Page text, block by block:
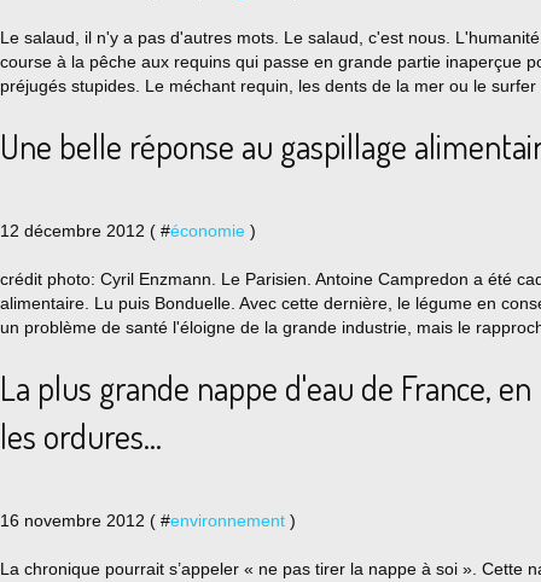
Le salaud, il n'y a pas d'autres mots. Le salaud, c'est nous.
course à la pêche aux requins qui passe en grande partie inaperçue
préjugés stupides. Le méchant requin, les dents de la mer ou le surfer
Une belle réponse au gaspillage
12 décembre 2012 ( #économie )
crédit photo: Cyril Enzmann. Le Parisien. Antoine Campredon a été
alimentaire. Lu puis Bonduelle. Avec cette dernière, le légume en
un problème de santé l'éloigne de la grande industrie, mais le
La plus grande nappe d'eau de France,
les ordures...
16 novembre 2012 ( #environnement )
La chronique pourrait s’appeler « ne pas tirer la nappe à soi ». Cette